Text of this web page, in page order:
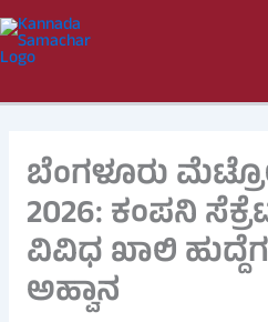
Skip
to
content
ಬೆಂಗಳೂರು
2026: ಕಂಪನಿ
ವಿವಿಧ ಖಾಲಿ
ಅಹ್ವಾನ